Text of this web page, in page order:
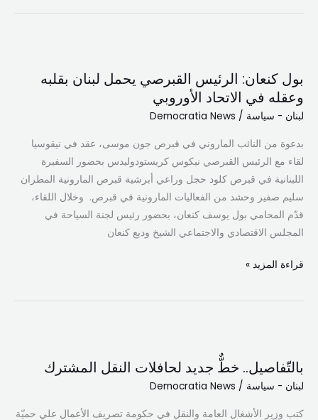
بول كنعان: الرئيس القبرصي يحمل لبنان بقلبه
وعقله في الاتحاد الأوروبي
لبنان - سياسة /
Democratia News
بدعوة من النائب الماروني في قبرص جون موسى، عقد في نيقوسيا
لقاء مع الرئيس القبرصي نيكوس كريستودوليدس بحضور السفيرة
اللبنانية في قبرص كلود حجل وراعي أبرشية قبرص المارونية المطران
سليم صفير وحشد من الفعاليات المارونية في قبرص. وخلال اللقاء،
قدّم المحامي بول يوسف كنعان، بحضور رئيس لجنة السياحة في
المجلس الاقتصادي والاجتماعي الشيخ وديع كنعان
الرئيس
القبرصي
يحمل
بقلبه
وعقله
في
الاتحاد
الأوروبي
قراءة المزيد »
بالتّفاصيل.. خطٌّ جديد لحافلات النقل المشترك
لبنان - سياسة /
Democratia News
كتب وزير الأشغال العامة والنقل في حكومة تصريف الأعمال علي حميّة
جديد
لحافلات